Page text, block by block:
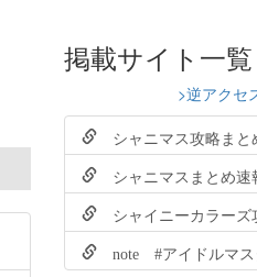
掲載サイト一覧
>逆アクセ
シャニマス攻略ま
シャニマスまとめ速
シャイニーカラーズ
note #アイドルマス